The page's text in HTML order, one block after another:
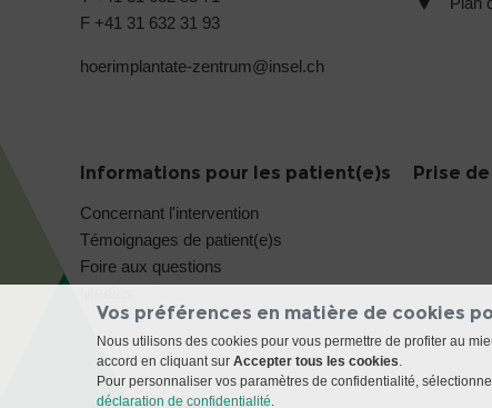
F +41 31 632 31 93
hoerimplantate-zentrum@insel.ch
Informations pour les patient(e)s
Concernant l'intervention
Témoignages de patient(e)s
Foire aux questions
Prise
Vos préférences en matière de cookies
Nous utilisons des cookies pour vous permettre de profiter au
accord en cliquant sur Accepter tous les cookies.
Pour personnaliser vos paramètres de confidentialité,
déclaration de confidentialité.